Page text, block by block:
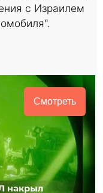
с Израилем
Смотреть